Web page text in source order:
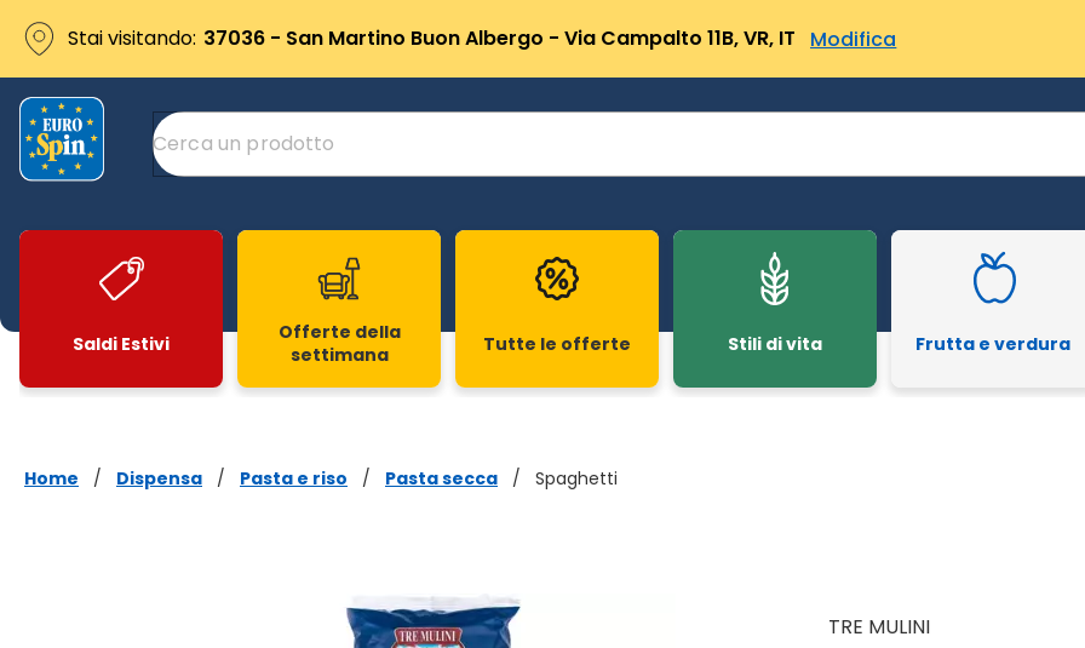
Stai visitando: 37036 - San Martino Buon Albergo - Via Campalto 11B, VR, IT Modifica
Saldi Estivi
Offerte della
settimana
Tutte le offerte Stili di vita Frutta e verdura
Home / Dispensa / Pasta e riso / Pasta secca / Spaghetti
TRE MULINI